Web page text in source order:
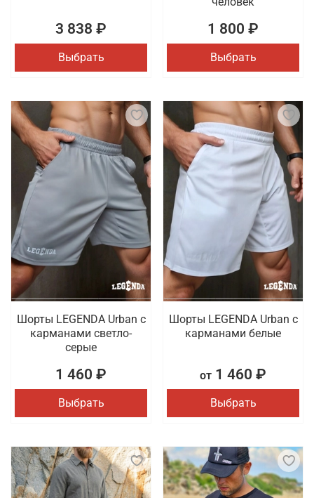
3 838 ₽
Выбрать
1 800 ₽
Выбрать
Шорты LEGENDA Urban c
карманами светло-
серые
1 460 ₽
Выбрать
Шорты LEGENDA Urban c
карманами белые
от 1 460 ₽
Выбрать